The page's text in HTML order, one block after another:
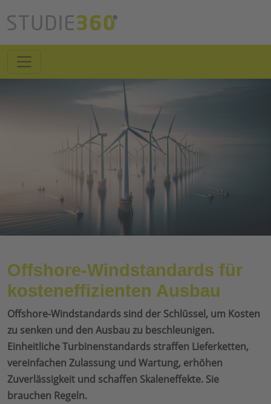
Offshore-Windstandards für
kosteneffizienten Ausbau
Offshore-Windstandards sind der Schlüssel, um Kosten
zu senken und den Ausbau zu beschleunigen.
Einheitliche Turbinenstandards straffen Lieferketten,
vereinfachen Zulassung und Wartung, erhöhen
Zuverlässigkeit und schaffen Skaleneffekte. Sie
brauchen Regeln.